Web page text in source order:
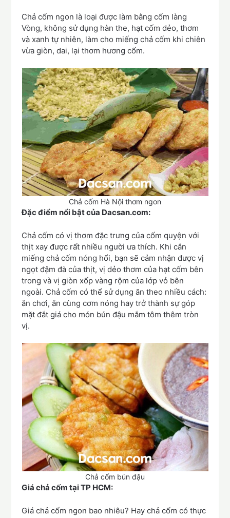
Chả cốm ngon là loại được làm bằng cốm làng
Vòng, không sử dụng hàn the, hạt cốm dẻo, thơm
và xanh tự nhiên, làm cho miếng chả cốm khi chiên
vừa giòn, dai, lại thơm hương cốm.
Chả cốm Hà Nội thơm ngon
Đặc điểm nổi bật của Dacsan.com:
Chả cốm có vị thơm đặc trưng của cốm quyện với
thịt xay được rất nhiều người ưa thích. Khi cắn
miếng chả cốm nóng hổi, bạn sẽ cảm nhận được vị
ngọt đậm đà của thịt, vị dẻo thơm của hạt cốm bên
trong và vị giòn xốp vàng rộm của lớp vỏ bên
ngoài. Chả cốm có thể sử dụng ăn theo nhiều cách:
ăn chơi, ăn cùng cơm nóng hay trở thành sự góp
mặt đắt giá cho món bún đậu mắm tôm thêm tròn
vị.
Chả cốm bún đậu
Giá chả cốm tại TP HCM:
Giá chả cốm ngon bao nhiêu? Hay chả cốm có thực